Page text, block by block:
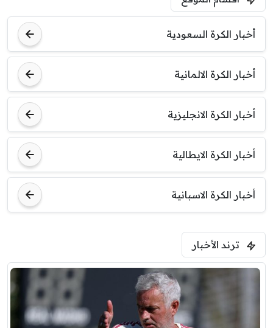
ليفربول
أخبار الكرة السعودية
أخبار الكرة الالمانية
أخبار الكرة الانجليزية
أخبار الكرة الايطالية
أخبار الكرة الاسبانية
ترند الأخبار